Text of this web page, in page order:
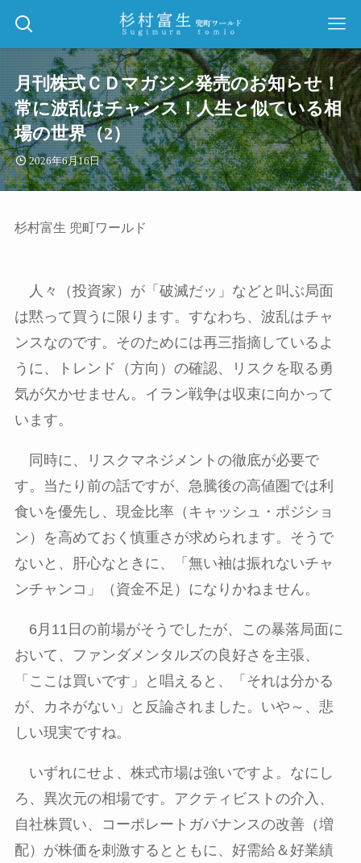
月刊株式ＣＤマガジン発売のお知らせ！
常に波乱はチャンス！人生と似ている相
場の世界（2）
2026年6月16日
杉村富生 兜町ワールド
人々（投資家）が「破滅だッ」などと叫ぶ局面
は黙って買うに限ります。すなわち、波乱はチャ
ンスなのです。そのためには再三指摘しているよ
うに、トレンド（方向）の確認、リスクを取る勇
気が欠かせません。イラン戦争は収束に向かって
います。
同時に、リスクマネジメントの徹底が必要で
す。当たり前の話ですが、急騰後の高値圏では利
食いを優先し、現金比率（キャッシュ・ポジショ
ン）を高めておく慎重さが求められます。そうで
ないと、肝心なときに、「無い袖は振れないチャ
ンチャンコ」（資金不足）になりかねません。
6月 11 日の前場がそうでしたが、この暴落局面に
おいて、ファンダメンタルズの良好さを主張、
「ここは買いです」と唱えると、「それは分かる
が、カネがない」と反論されました。いや～、悲
しい現実ですね。
いずれにせよ、株式市場は強いですよ。なにし
ろ、異次元の相場です。アクティビストの介入、
自社株買い、コーポレートガバナンスの改善（増
配）が株価を刺激するとともに、好需給＆好業績